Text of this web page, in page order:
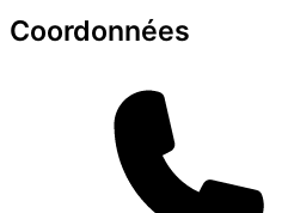
Coordonnées